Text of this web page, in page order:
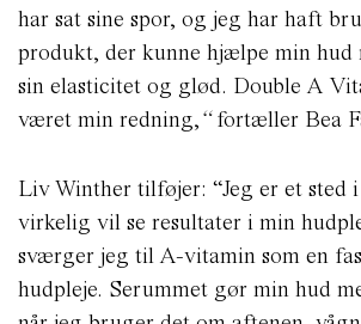
har sat sine spor, og jeg har haft
produkt, der kunne hjælpe min hud
sin elasticitet og glød. Double A
været min redning,“fortæller Bea
Liv Winther tilføjer: “Jeg er et sted
virkelig vil se resultater i min
sværger jeg til A-vitamin som en
hudpleje. Serummet gør min hud